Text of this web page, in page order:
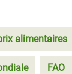
alimentaires
FAO